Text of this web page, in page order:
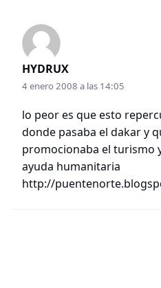
HYDRUX
4 enero 2008 a las 14:05
lo peor es que esto
donde pasaba el dakar y
promocionaba el turismo
ayuda humanitaria
http://